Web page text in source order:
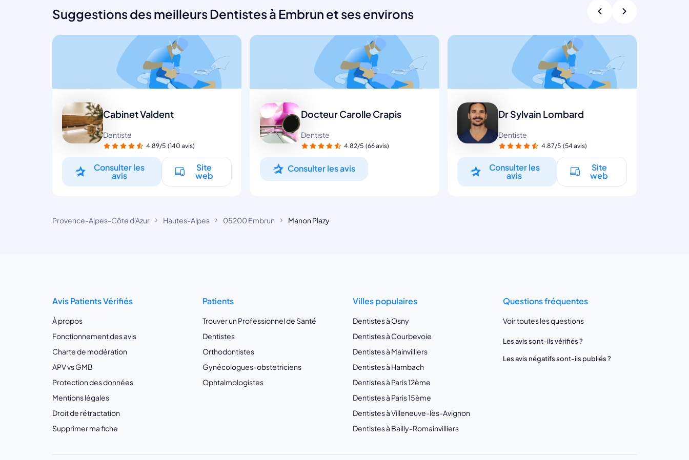
Suggestions des meilleurs Dentistes à Embrun et ses environs
Cabinet Valdent
Dentiste
4.89/5 (140 avis)
Consulter les
avis
Site
web
Docteur Carolle Crapis
Dentiste
4.82/5 (66 avis)
Consulter les avis
Dr Sylvain Lombard
Dentiste
4.87/5 (54 avis)
Consulter les
avis
Site
web
Provence-Alpes-Côte d'Azur Hautes-Alpes 05200 Embrun Manon Plazy
Avis Patients Vérifiés
À propos
Fonctionnement des avis
Charte de modération
APV vs GMB
Protection des données
Mentions légales
Droit de rétractation
Supprimer ma fiche
Patients
Trouver un Professionnel de Santé
Dentistes
Orthodontistes
Gynécologues-obstetriciens
Ophtalmologistes
Villes populaires
Dentistes à Osny
Dentistes à Courbevoie
Dentistes à Mainvilliers
Dentistes à Hambach
Dentistes à Paris 12ème
Dentistes à Paris 15ème
Dentistes à Villeneuve-lès-Avignon
Dentistes à Bailly-Romainvilliers
Questions fréquentes
Voir toutes les questions
Les avis sont-ils vérifiés ?
Les avis négatifs sont-ils publiés ?